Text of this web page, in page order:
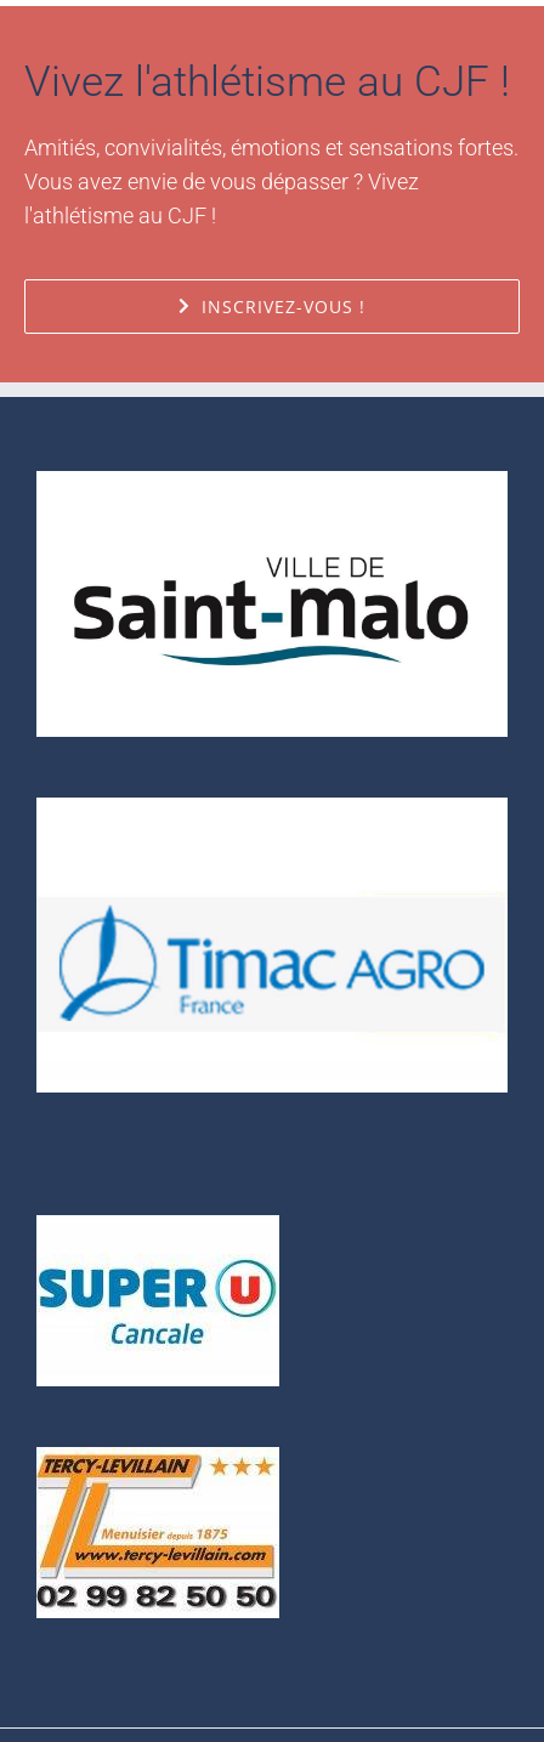
Vivez l'athlétisme au CJF !
Amitiés, convivialités, émotions et sensations fortes.
Vous avez envie de vous dépasser ? Vivez
l'athlétisme au CJF !
INSCRIVEZ-VOUS !